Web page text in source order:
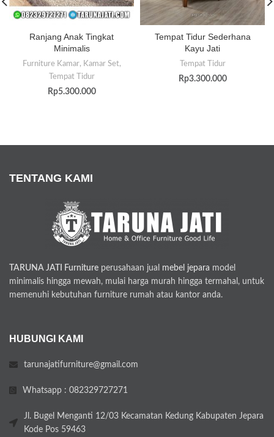
Ranjang Anak Tingkat
Minimalis
Furniture Kamar, Kamar Set,
Tempat Tidur
Rp5.300.000
Tempat Tidur Sederhana
Kayu Jati
Tempat Tidur
Rp3.300.000
TENTANG KAMI
TARUNA JATI Furniture perusahaan jual mebel jepara model
minimalis hingga mewah, mulai harga murah hingga termahal, untuk
memenuhi kebutuhan furniture rumah atau kantor anda.
HUBUNGI KAMI
tarunajatifurniture@gmail.com
Whatsapp : 082329727271
Jl. Bugel Menganti 12/03 Kecamatan Kedung Kabupaten Jepara
Kode Pos 59463